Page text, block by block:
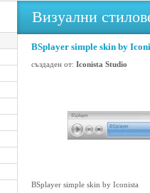
Визуални
BSplayer simple skin by
създаден от: Iconista Studio
BSplayer simple skin by Iconista